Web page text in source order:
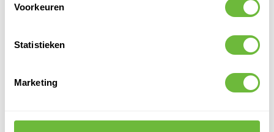
Voorkeuren
Statistieken
Marketing
Inhoud
Toepassing
Plat dak,Dakgoot,Gevel
PRODUCT QUESTIONS